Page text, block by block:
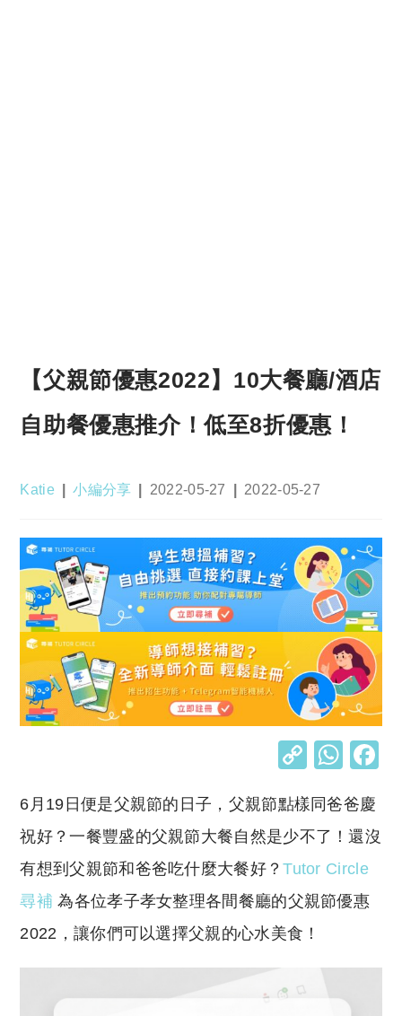
【父親節優惠2022】10大餐廳/酒店
自助餐優惠推介！低至8折優惠！
Post
Katie
Post
小編分享
Post
2022-05-27
Post
2022-05-27
C
p
y
Li
n
W
at
s
A
p
6月19日便是父親節的日子，父親節點樣同爸爸慶
祝好？一餐豐盛的父親節大餐自然是少不了！還沒
有想到父親節和爸爸吃什麼大餐好？Tutor Circle
尋補 為各位孝子孝女整理各間餐廳的父親節優惠
2022，讓你們可以選擇父親的心水美食！